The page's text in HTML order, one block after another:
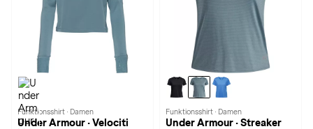
Funktionsshirt · Damen
Under Armour · Velociti
Funktionsshirt · Damen
Under Armour · Streaker